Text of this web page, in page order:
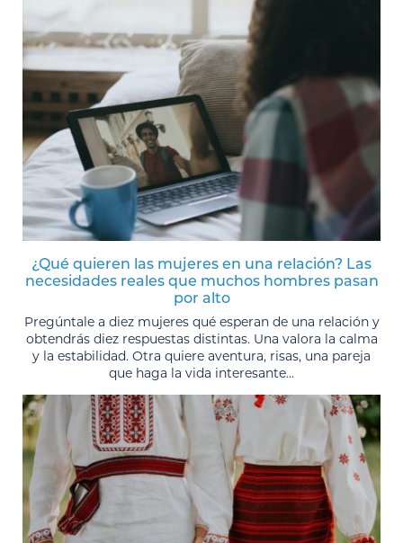
¿Qué quieren las mujeres en una relación? Las
necesidades reales que muchos hombres pasan
por alto
Pregúntale a diez mujeres qué esperan de una relación y
obtendrás diez respuestas distintas. Una valora la calma
y la estabilidad. Otra quiere aventura, risas, una pareja
que haga la vida interesante...